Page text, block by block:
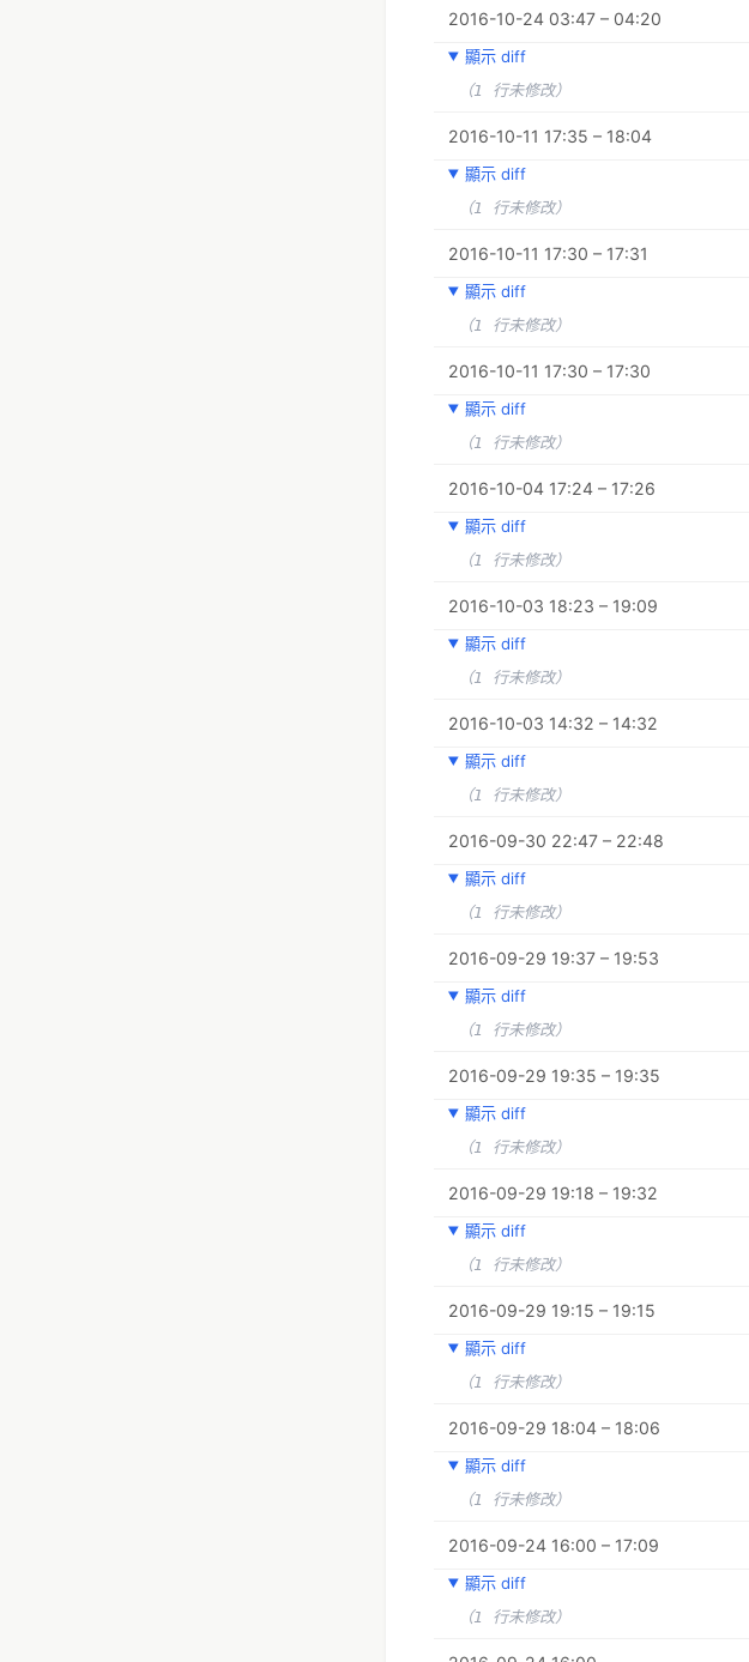
2016-10-24 03:47 – 04:20
顯示 diff
（1 行未修改）
2016-10-11 17:35 – 18:04
顯示 diff
（1 行未修改）
2016-10-11 17:30 – 17:31
顯示 diff
（1 行未修改）
2016-10-11 17:30 – 17:30
顯示 diff
（1 行未修改）
2016-10-04 17:24 – 17:26
顯示 diff
（1 行未修改）
2016-10-03 18:23 – 19:09
顯示 diff
（1 行未修改）
2016-10-03 14:32 – 14:32
顯示 diff
（1 行未修改）
2016-09-30 22:47 – 22:48
顯示 diff
（1 行未修改）
2016-09-29 19:37 – 19:53
顯示 diff
（1 行未修改）
2016-09-29 19:35 – 19:35
顯示 diff
（1 行未修改）
2016-09-29 19:18 – 19:32
顯示 diff
（1 行未修改）
2016-09-29 19:15 – 19:15
顯示 diff
（1 行未修改）
2016-09-29 18:04 – 18:06
顯示 diff
（1 行未修改）
2016-09-24 16:00 – 17:09
顯示 diff
（1 行未修改）